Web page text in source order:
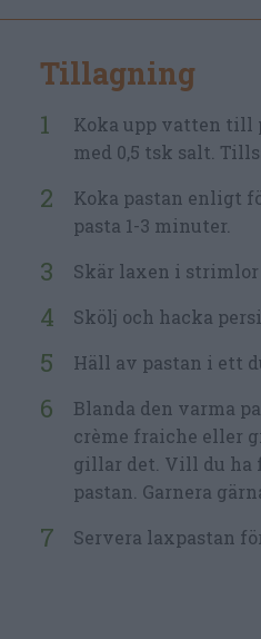
Tillagning
Koka upp vatten till
med 0,5 tsk salt.
Koka pastan enligt
pasta 1-3 minuter.
Skär laxen i
Skölj och hacka
Häll av pastan i ett
Blanda den varma
crème fraiche eller
gillar det. Vill du ha
pastan. Garnera
Servera laxpastan